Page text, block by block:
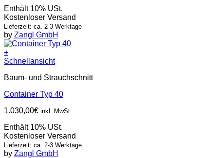
Enthält 10% USt.
Kostenloser Versand
Lieferzeit: ca. 2-3 Werktage
by Zangl GmbH
+
Schnellansicht
Baum- und Strauchschnitt
Container Typ 40
1.030,00€ inkl. MwSt
Enthält 10% USt.
Kostenloser Versand
Lieferzeit: ca. 2-3 Werktage
by Zangl GmbH